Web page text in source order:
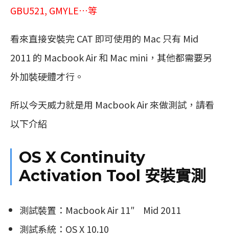
GBU521, GMYLE…等
看來直接安裝完 CAT 即可使用的 Mac 只有 Mid
2011 的 Macbook Air 和 Mac mini，其他都需要另
外加裝硬體才行。
所以今天威力就是用 Macbook Air 來做測試，請看
以下介紹
OS X Continuity
Activation Tool 安裝實測
測試裝置：Macbook Air 11″ Mid 2011
測試系統：OS X 10.10